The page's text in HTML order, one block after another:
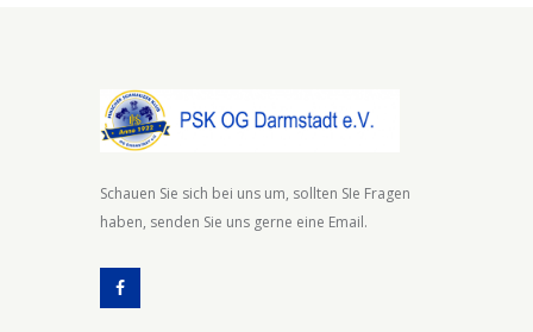
Schauen Sie sich bei uns um, sollten SIe Fragen
haben, senden Sie uns gerne eine Email.